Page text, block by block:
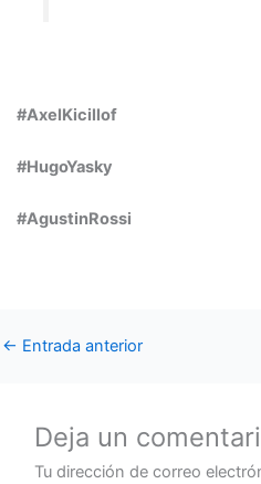
#AxelKicillof
#HugoYasky
#AgustinRossi
← Entrada anterior
Deja un
Tu dirección de correo